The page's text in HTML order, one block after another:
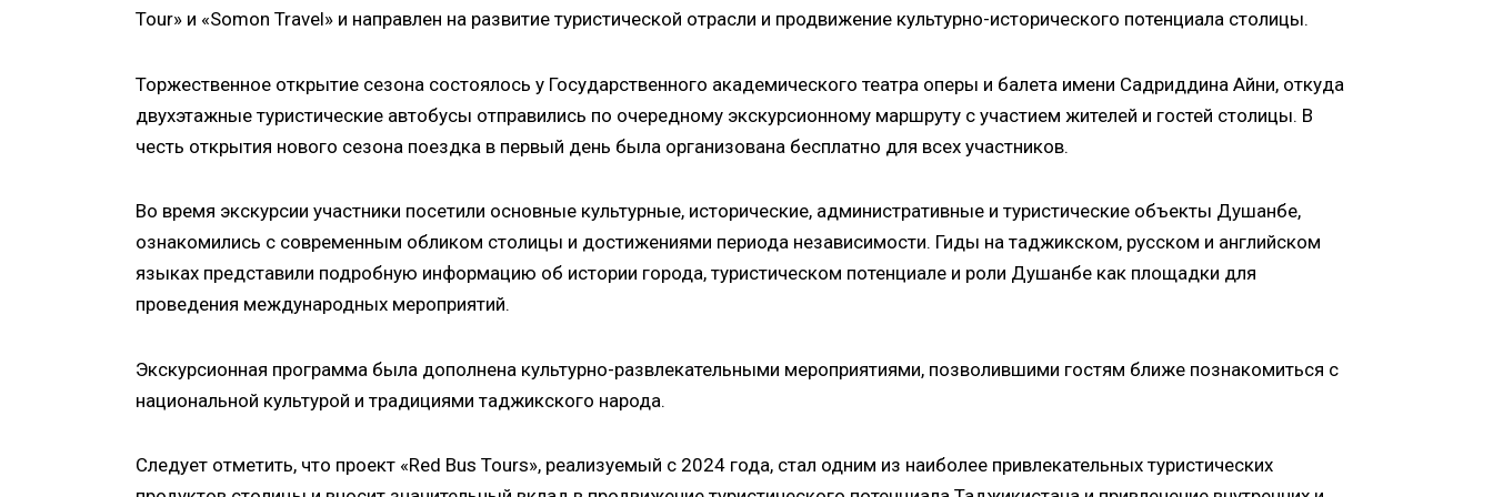
Tour» и «Somon Travel» и направлен на развитие туристической отрасли и продвижение культурно-исторического потенциала столицы.
Торжественное открытие сезона состоялось у Государственного академического театра оперы и балета имени Садриддина Айни, откуда
двухэтажные туристические автобусы отправились по очередному экскурсионному маршруту с участием жителей и гостей столицы. В
честь открытия нового сезона поездка в первый день была организована бесплатно для всех участников.
Во время экскурсии участники посетили основные культурные, исторические, административные и туристические объекты Душанбе,
ознакомились с современным обликом столицы и достижениями периода независимости. Гиды на таджикском, русском и английском
языках представили подробную информацию об истории города, туристическом потенциале и роли Душанбе как площадки для
проведения международных мероприятий.
Экскурсионная программа была дополнена культурно-развлекательными мероприятиями, позволившими гостям ближе познакомиться с
национальной культурой и традициями таджикского народа.
Следует отметить, что проект «Red Bus Tours», реализуемый с 2024 года, стал одним из наиболее привлекательных туристических